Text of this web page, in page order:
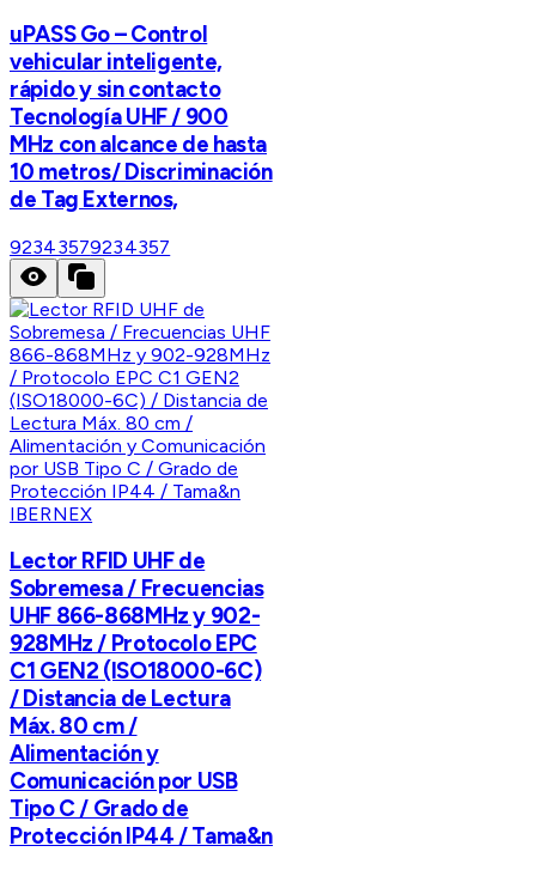
uPASS Go – Control
vehicular inteligente,
rápido y sin contacto
Tecnología UHF / 900
MHz con alcance de hasta
10 metros/ Discriminación
de Tag Externos,
92343579234357
IBERNEX
Lector RFID UHF de
Sobremesa / Frecuencias
UHF 866-868MHz y 902-
928MHz / Protocolo EPC
C1 GEN2 (ISO18000-6C)
/ Distancia de Lectura
Máx. 80 cm /
Alimentación y
Comunicación por USB
Tipo C / Grado de
Protección IP44 / Tama&n